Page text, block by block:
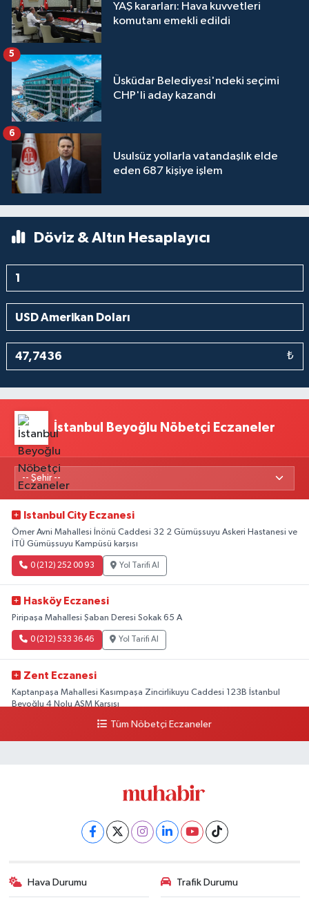
YAŞ kararları: Hava kuvvetleri
komutanı emekli edildi
Üsküdar Belediyesi'ndeki seçimi
CHP'li aday kazandı
5
Usulsüz yollarla vatandaşlık elde
eden 687 kişiye işlem
6
Döviz & Altın Hesaplayıcı
₺
İstanbul Beyoğlu Nöbetçi Eczaneler
Istanbul City Eczanesi
Ömer Avni Mahallesi İnönü Caddesi 32 2 Gümüşsuyu Askeri Hastanesi ve
İTÜ Gümüşsuyu Kampüsü karşısı
0 (212) 252 00 93 Yol Tarifi Al
Hasköy Eczanesi
Piripaşa Mahallesi Şaban Deresi Sokak 65 A
0 (212) 533 36 46 Yol Tarifi Al
Zent Eczanesi
Kaptanpaşa Mahallesi Kasımpaşa Zincirlikuyu Caddesi 123B İstanbul
Beyoğlu 4 Nolu ASM Karşısı
Yol Tarifi Al
Tüm Nöbetçi Eczaneler
Hava Durumu Trafik Durumu